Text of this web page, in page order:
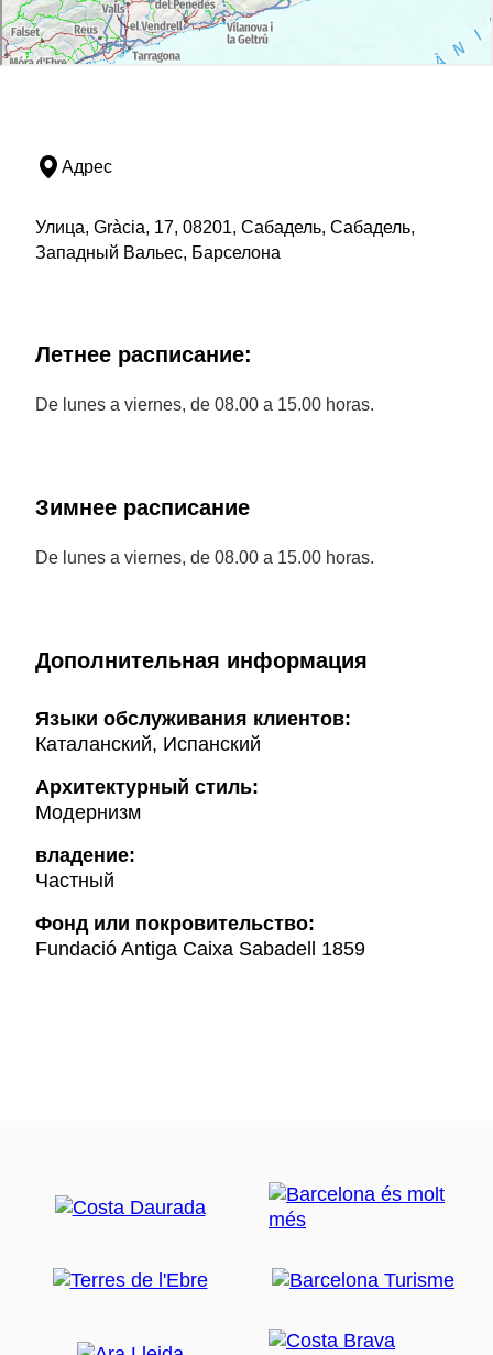
Адрес
Улица, Gràcia, 17, 08201, Сабадель, Сабадель,
Западный Вальес, Барселона
Летнее расписание:
De lunes a viernes, de 08.00 a 15.00 horas.
Зимнее расписание
De lunes a viernes, de 08.00 a 15.00 horas.
Дополнительная информация
Языки обслуживания клиентов:
Каталанский, Испанский
Архитектурный стиль:
Модернизм
владение:
Частный
Фонд или покровительство:
Fundació Antiga Caixa Sabadell 1859